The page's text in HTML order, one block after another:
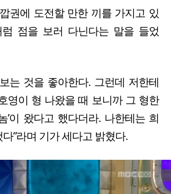
권에 도전할 만한 끼를 가지고 있
점을 보러 다닌다는 말을 들었
는 것을 좋아한다. 그런데 저한테
영이 형 나왔을 때 보니까 그 형한
’이 왔다고 했다더라. 나한테는 희
”라며 기가 세다고 밝혔다.